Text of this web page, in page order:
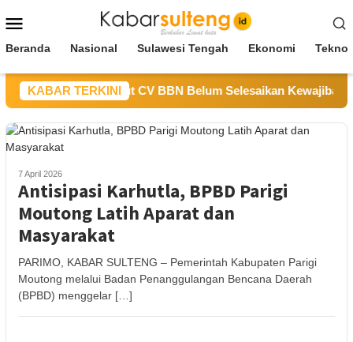
ke
Mobile
Beranda Nasional Sulawesi Tengah Ekonomi
KABAR TERKINI
Sulteng Sebut CV BBN Belum Selesaikan Kewajiban
7 April 2026
Antisipasi Karhutla, BPBD Parigi
Moutong Latih Aparat dan
Masyarakat
PARIMO, KABAR SULTENG – Pemerintah Kabupaten Parigi
Moutong melalui Badan Penanggulangan Bencana Daerah
(BPBD) menggelar […]